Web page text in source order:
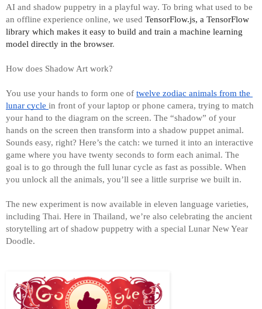
AI and shadow puppetry in a playful way. To bring what used to be
an offline experience online, we used TensorFlow.js, a TensorFlow
library which makes it easy to build and train a machine learning
model directly in the browser.
How does Shadow Art work?
You use your hands to form one of twelve zodiac animals from the
lunar cycle in front of your laptop or phone camera, trying to match
your hand to the diagram on the screen. The “shadow” of your
hands on the screen then transform into a shadow puppet animal.
Sounds easy, right? Here’s the catch: we turned it into an interactive
game where you have twenty seconds to form each animal. The
goal is to go through the full lunar cycle as fast as possible. When
you unlock all the animals, you’ll see a little surprise we built in.
The new experiment is now available in eleven language varieties,
including Thai. Here in Thailand, we’re also celebrating the ancient
storytelling art of shadow puppetry with a special Lunar New Year
Doodle.